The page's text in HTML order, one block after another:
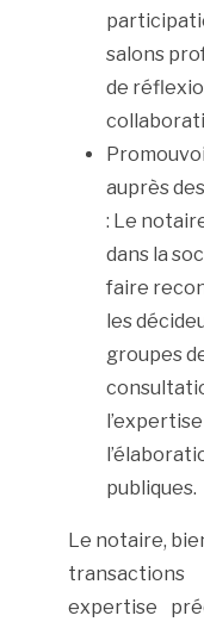
salons
de
auprès
: Le
dans la
faire
les
groupes
publiques.
Le notaire,
expertise